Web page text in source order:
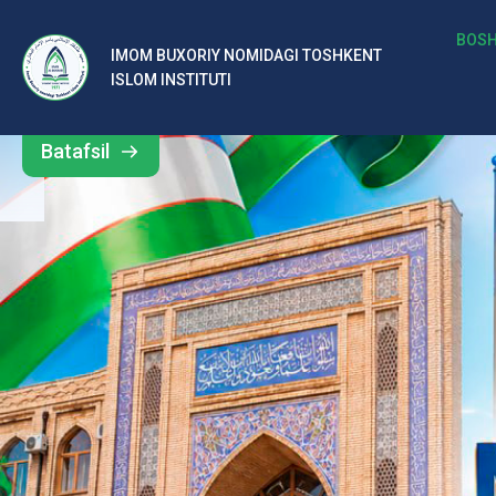
IMOM BUXORIY NOMIDAGI TOSHKENT
ISLOM INSTITUTI
b
al
ar
o‘
rt
a
si
d
Barcha
yangiliklar
Batafsil